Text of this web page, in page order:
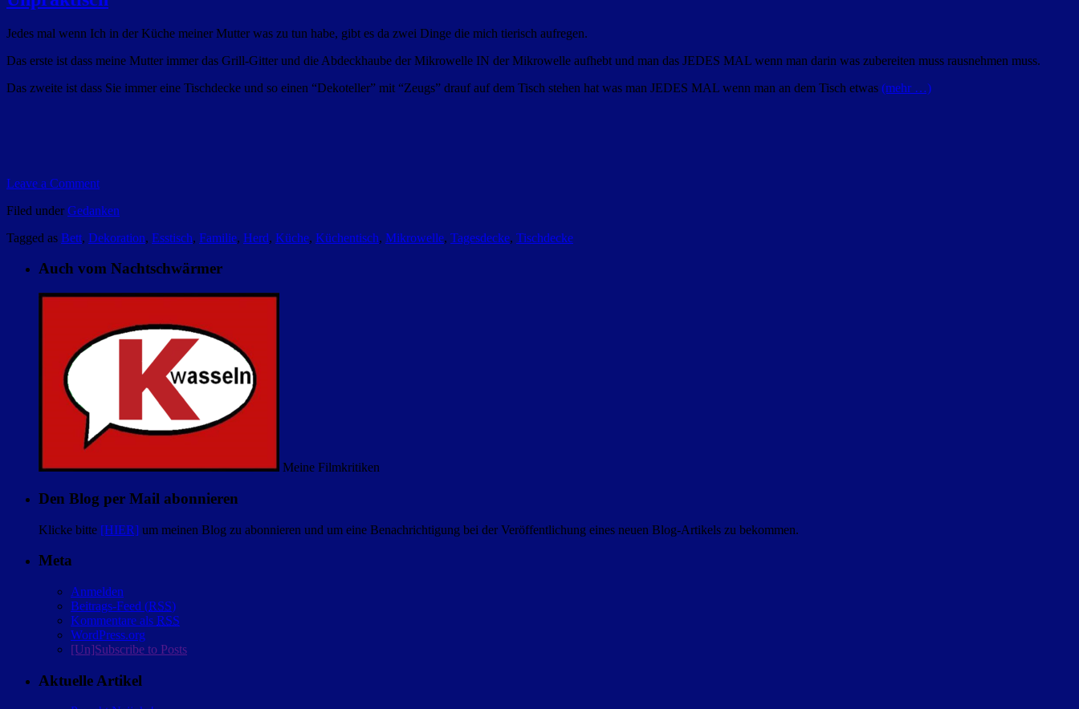
Jedes mal wenn Ich in der Küche meiner Mutter was zu tun habe, gibt es da zwei Dinge die mich tierisch aufregen.
Das erste ist dass meine Mutter immer das Grill-Gitter und die Abdeckhaube der Mikrowelle IN der Mikrowelle aufhebt und man das JEDES MAL wenn man darin was zubereiten muss rausnehmen muss.
Das zweite ist dass Sie immer eine Tischdecke und so einen “Dekoteller” mit “Zeugs” drauf auf dem Tisch stehen hat was man JEDES MAL wenn man an dem Tisch etwas (mehr …)
Leave a Comment
Filed under Gedanken
Tagged as Bett, Dekoration, Esstisch, Familie, Herd, Küche, Küchentisch, Mikrowelle, Tagesdecke, Tischdecke
Auch vom Nachtschwärmer
Meine Filmkritiken
Den Blog per Mail abonnieren
Klicke bitte [HIER] um meinen Blog zu abonnieren und um eine Benachrichtigung bei der Veröffentlichung eines neuen Blog-Artikels zu bekommen.
Meta
Anmelden
Beitrags-Feed (RSS)
Kommentare als RSS
WordPress.org
[Un]Subscribe to Posts
Aktuelle Artikel